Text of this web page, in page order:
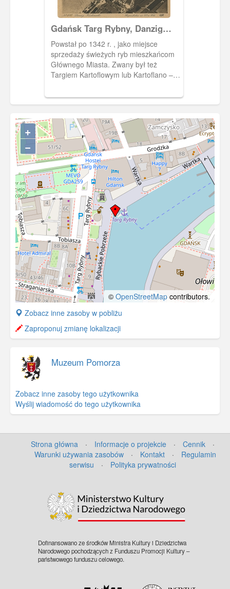
Gdańsk Targ Rybny, Danzig
Fischmarkt
Powstał po 1342 r. , jako miejsce
sprzedaży świeżych ryb mieszkańcom
Głównego Miasta. Zwany był też
Targiem Kartoflowym lub Kartoflano –
stopniowo zasiedlany. Zwany był wtedy
„twergasse versus castrum” ; graniczył
obwarowań zamku krzyżackiego. W XIV
w. był miejscem Jarmaków św.
Dominika. Na początku wojny
trzynastoletniej został zburzony zamek
wraz z jego fortyfikacjami. Na
fundamentach krzyżackiej Baszty
Rybackiej gdańszczanie wznieśli Basztę
Łabędź. W XVI w. zabudowano posesje
nad Motławą – powstał wtedy Pomost
Rybacki, zwany obecnie Rybackim
Pobrzeżem. Po drugiej wojnie światowej
nie odbudowano wspomnianych
zabudowań. W ich miejscu w 1989 r.
odsłonięto pomnik kmdr. Tadeusza
Ziółkowskiego. Na pocztówce widoczna
jest Baszta Łabędź; teren ujęty w dolnej
części zdjęcia zwany jest Zamczyskiem.
Tam znajdował się w XII – XIII w. gród
książąt pomorskich, potem zamek
+
−
© OpenStreetMap contributors.
+
−
Zobacz inne zasoby w pobliżu
Zaproponuj zmianę lokalizacji
Muzeum Pomorza
Zobacz inne zasoby tego użytkownika
Wyślij wiadomość do tego użytkownika
Strona główna · Informacje o projekcie · Cennik
·
Warunki używania zasobów
· Kontakt ·
Regulamin
serwisu
· Polityka prywatności
Dofinansowano ze środków Ministra Kultury i Dziedzictwa
Narodowego pochodzących z Funduszu Promocji Kultury –
państwowego funduszu celowego.